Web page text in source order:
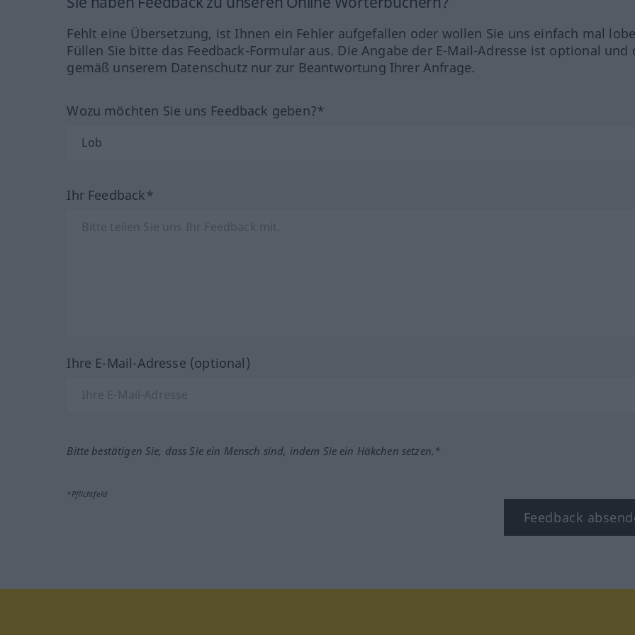
Fehlt eine Übersetzung, ist Ihnen ein Fehler aufgefallen oder wollen Sie uns einfach mal
Füllen Sie bitte das Feedback-Formular aus. Die Angabe der E-Mail-Adresse ist optional und
gemäß unserem Datenschutz nur zur Beantwortung Ihrer Anfrage.
Wozu möchten Sie uns Feedback geben?*
Ihr Feedback*
Ihre E-Mail-Adresse (optional)
Bitte bestätigen Sie, dass Sie ein Mensch sind, indem Sie ein Häkchen setzen.*
*Pflichtfeld
Feedback